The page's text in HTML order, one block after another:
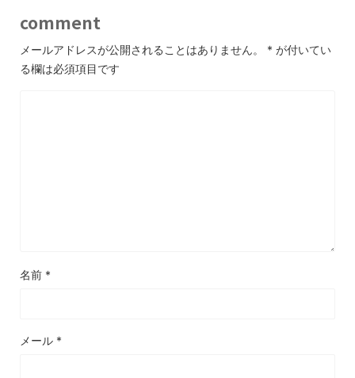
comment
メールアドレスが公開されることはありません。 * が付いてい
る欄は必須項目です
名前 *
メール *